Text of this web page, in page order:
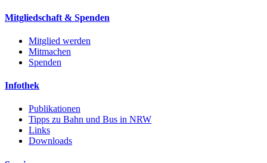
Mitgliedschaft & Spenden
Mitglied werden
Mitmachen
Spenden
Infothek
Publikationen
Tipps zu Bahn und Bus in NRW
Links
Downloads